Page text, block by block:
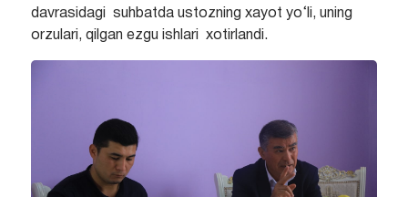
davrasidagi suhbatda ustozning xayot yo‘li, uning
orzulari, qilgan ezgu ishlari xotirlandi.